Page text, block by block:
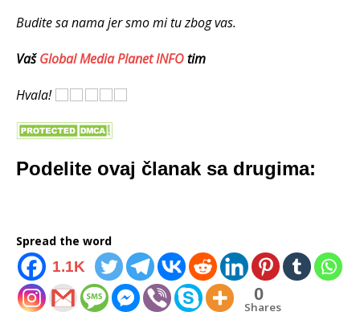
Budite sa nama jer smo mi tu zbog vas.
VašGlobal Media Planet INFOtim
Hvala!
Podelite ovaj članak sa drugima:
Spread the word
1.1K
0
Shares